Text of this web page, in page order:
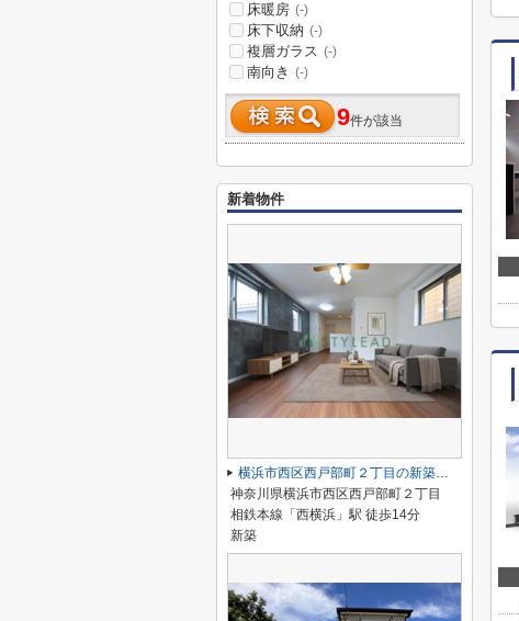
床暖房 (-)
床下収納 (-)
複層ガラス (-)
南向き (-)
9件が該当
新着物件
横浜市西区西戸部町２丁目の新築一戸建
神奈川県横浜市西区西戸部町２丁目
相鉄本線「西横浜」駅 徒歩14分
新築